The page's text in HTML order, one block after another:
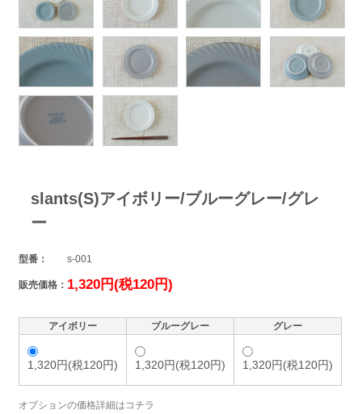
slants(S)アイボリー/ブルーグレー/グレ
ー
型番： s-001
販売価格： 1,320円(税120円)
アイボリー ブルーグレー グレー
1,320円(税120円) 1,320円(税120円) 1,320円(税120円)
オプションの価格詳細はコチラ